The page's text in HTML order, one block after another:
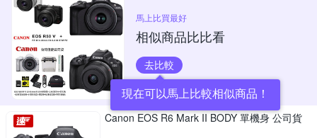
馬上比買最好
相似商品比比看
去比較
現在可以馬上比較相似商品！
Canon EOS R6 Mark II BODY 單機身 公司貨